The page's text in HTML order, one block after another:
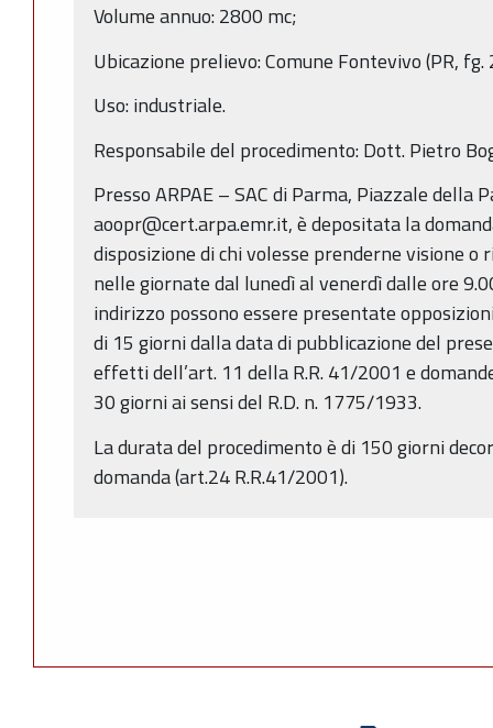
Volume annuo: 2800 mc;
Ubicazione prelievo: Comune Fontevivo (PR,
Uso: industriale.
Responsabile del procedimento: Dott. Pietro
Presso ARPAE – SAC di Parma, Piazzale della
aoopr@cert.arpa.emr.it, è depositata la
disposizione di chi volesse prenderne visione
nelle giornate dal lunedì al venerdì dalle ore
indirizzo possono essere presentate
di 15 giorni dalla data di pubblicazione del
effetti dell’art. 11 della R.R. 41/2001 e
30 giorni ai sensi del R.D. n. 1775/1933.
La durata del procedimento è di 150 giorni
domanda (art.24 R.R.41/2001).